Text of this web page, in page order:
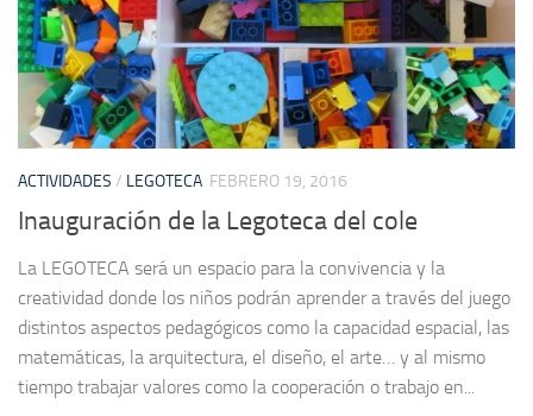
ACTIVIDADES / LEGOTECA FEBRERO 19, 2016
Inauguración de la Legoteca del cole
La LEGOTECA será un espacio para la convivencia y la
creatividad donde los niños podrán aprender a través del juego
distintos aspectos pedagógicos como la capacidad espacial, las
matemáticas, la arquitectura, el diseño, el arte… y al mismo
tiempo trabajar valores como la cooperación o trabajo en...